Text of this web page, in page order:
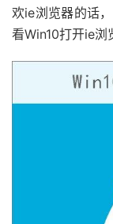
欢ie浏览器的话
看Win10打开ie浏